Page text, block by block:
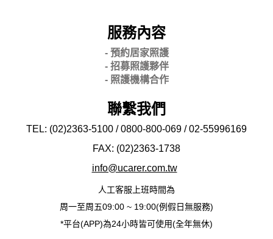
服務內容
- 預約居家照護
- 招募照護夥伴
- 照護機構合作
聯繫我們
TEL: (02)2363-5100 / 0800-800-069 / 02-55996169
FAX: (02)2363-1738
info@ucarer.com.tw
人工客服上班時間為
周一至周五09:00 ~ 19:00(例假日無服務)
*平台(APP)為24小時皆可使用(全年無休)